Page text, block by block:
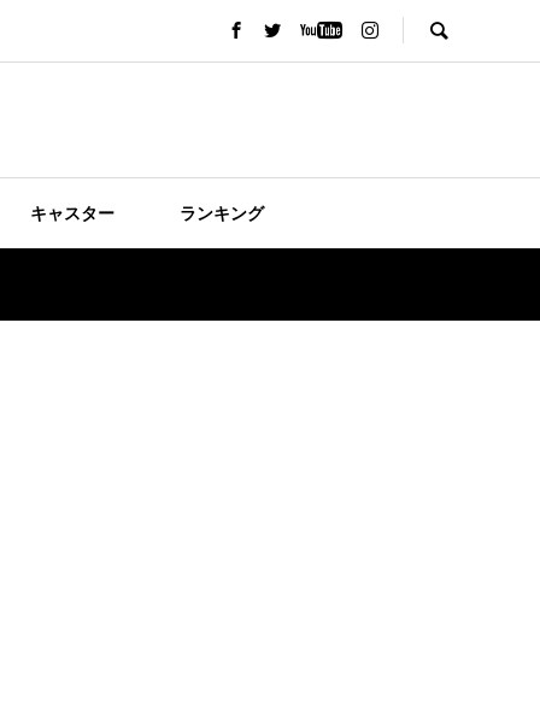
キャスター ランキング